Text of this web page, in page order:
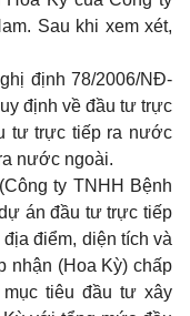
Sau khi xem xét,
định 78/2006/NĐ-
định về đầu tư trực
tư trực tiếp ra nước
nước ngoài.
ty TNHH Bệnh
án đầu tư trực tiếp
điểm, diện tích và
nhận (Hoa Kỳ) chấp
tiêu đầu tư xây